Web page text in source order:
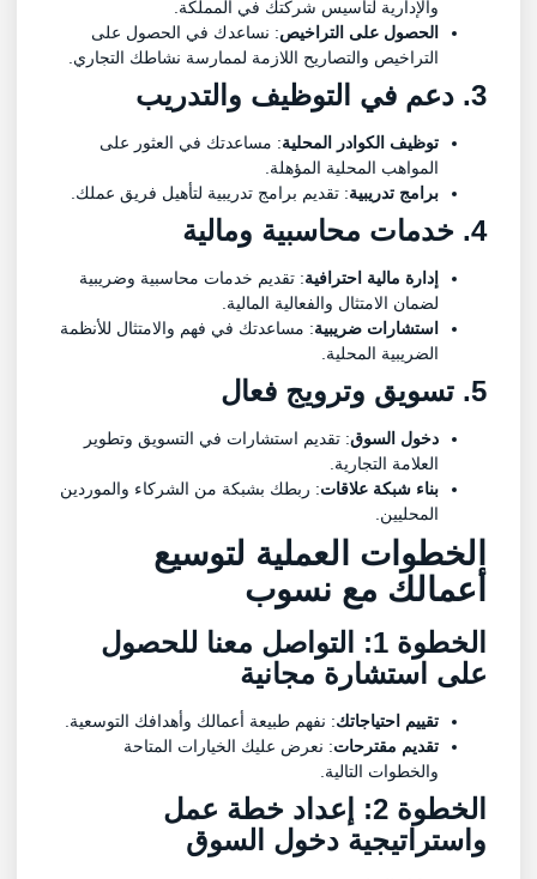
والإدارية لتأسيس شركتك في المملكة.
الحصول على التراخيص: نساعدك في الحصول على
التراخيص والتصاريح اللازمة لممارسة نشاطك التجاري.
3. دعم في التوظيف والتدريب
توظيف الكوادر المحلية: مساعدتك في العثور على
المواهب المحلية المؤهلة.
برامج تدريبية: تقديم برامج تدريبية لتأهيل فريق عملك.
4. خدمات محاسبية ومالية
إدارة مالية احترافية: تقديم خدمات محاسبية وضريبية
لضمان الامتثال والفعالية المالية.
استشارات ضريبية: مساعدتك في فهم والامتثال للأنظمة
الضريبية المحلية.
5. تسويق وترويج فعال
دخول السوق: تقديم استشارات في التسويق وتطوير
العلامة التجارية.
بناء شبكة علاقات: ربطك بشبكة من الشركاء والموردين
المحليين.
الخطوات العملية لتوسيع
أعمالك مع نسوب
الخطوة 1: التواصل معنا للحصول
على استشارة مجانية
تقييم احتياجاتك: نفهم طبيعة أعمالك وأهدافك التوسعية.
تقديم مقترحات: نعرض عليك الخيارات المتاحة
والخطوات التالية.
الخطوة 2: إعداد خطة عمل
واستراتيجية دخول السوق